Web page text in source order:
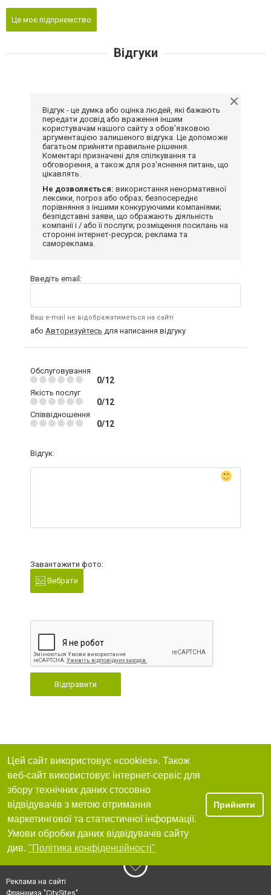
Це моє підприємство
Відгуки
Відгук - це думка або оцінка людей, які бажають
передати досвід або враження іншим
користувачам нашого сайту з обов'язковою
аргументацією залишеного відгука. Це допоможе
багатьом прийняти правильне рішення.
Коментарі призначені для спілкування та
обговорення, а також для роз'яснення питань, що
цікавлять.
Не дозволяється: використання ненормативної
лексики, погроз або образ; безпосереднє
порівняння з іншими конкуруючими компаніями;
безпідставні заяви, що ображають діяльність
компанії і / або її послуги; розміщення посилань на
сторонні інтернет-ресурси; реклама та
самореклама.
Введіть email:
Ваш e-mail не відображатиметься на сайті
або Авторизуйтесь для написання відгуку
Обслуговування
0/12
Якість послуг
0/12
Співвідношення
0/12
Відгук:
Завантажити фото:
Вибрати
Відправити
Цей сайт використовує «cookies». Також
веб-сайт використовує інтернет-сервіс для
збору технічних даних стосовно
відвідувачів з метою отримання
маркетингової та статистичної інформації.
Умови обробки даних відвідувачів сайту
див. "Політика конфіденційності"
Прийняти
Реклама на сайті
Франшиза "CitySites"